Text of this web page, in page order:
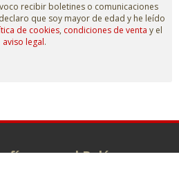
recibir boletines o comunicaciones
que soy mayor de edad y he leído
de cookies, condiciones de venta y el
aviso legal.
para el Belén